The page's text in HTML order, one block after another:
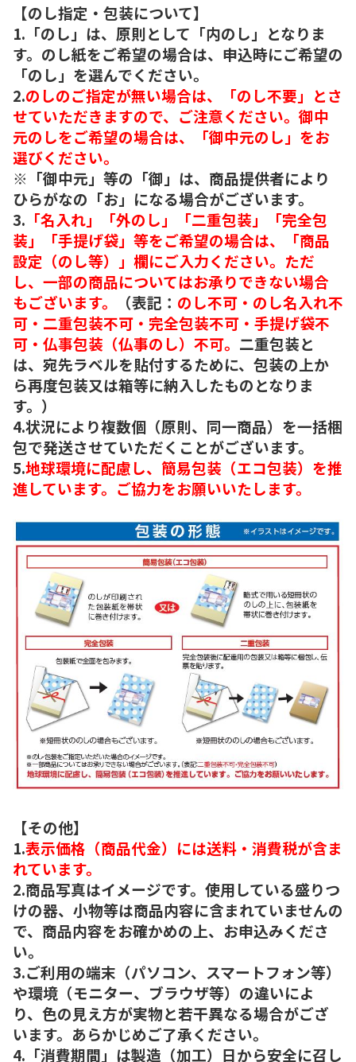
【のし指定・包装について】
1.「のし」は、原則として「内のし」となりま
す。のし紙をご希望の場合は、申込時にご希望の
「のし」を選んでください。
2.のしのご指定が無い場合は、「のし不要」とさ
せていただきますので、ご注意ください。御中
元のしをご希望の場合は、「御中元のし」をお
選びください。
※「御中元」等の「御」は、商品提供者により
ひらがなの「お」になる場合がございます。
3. 「名入れ」「外のし」「二重包装」「完全包
装」「手提げ袋」等をご希望の場合は、「商品
設定（のし等）」欄にご入力ください。ただ
し、一部の商品についてはお承りできない場合
もございます。
（表記： のし不可・のし名入れ不
可・二重包装不可・完全包装不可・手提げ袋不
可・仏事包装（仏事のし）不可。 二重包装と
は、宛先ラベルを貼付するために、包装の上か
ら再度包装又は箱等に納入したものとなりま
す。）
4.状況により複数個（原則、同一商品）を一括梱
包で発送させていただくことがございます。
5.地球環境に配慮し、簡易包装（エコ包装）を推
進しています。ご協力をお願いいたします。
【その他】
1.表示価格（商品代金）には送料・消費税が含ま
れています。
2.商品写真はイメージです。使用している盛りつ
けの器、小物等は商品内容に含まれていませんの
で、商品内容をお確かめの上、お申込みくださ
い。
3.ご利用の端末（パソコン、スマートフォン等）
や環境（モニター、ブラウザ等）の違いによ
り、色の見え方が実物と若干異なる場合がござ
います。あらかじめご了承ください。
4.「消費期間」は製造（加工）日から安全に召し